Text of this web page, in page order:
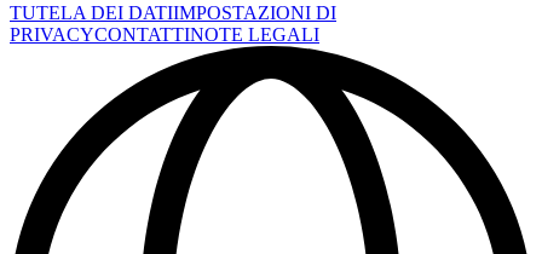
TUTELA DEI DATIIMPOSTAZIONI DI
PRIVACYCONTATTINOTE LEGALI